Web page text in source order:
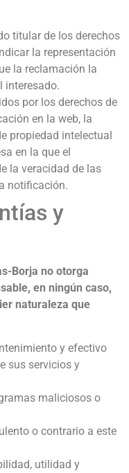
titular de los derechos
la representación
la reclamación la
interesado.
por los derechos de
en la web, la
propiedad intelectual
en la que el
la veracidad de las
notificación.
y
Borja no otorga
en ningún caso,
naturaleza que
y efectivo
sus servicios y
maliciosos o
o contrario a este
utilidad y